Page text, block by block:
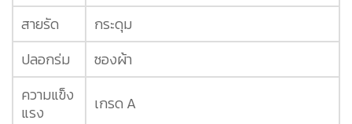
สายรัด
กระดุม
ปลอกร่ม
ซองผ้า
ความแข็ง
แรง
เกรด A